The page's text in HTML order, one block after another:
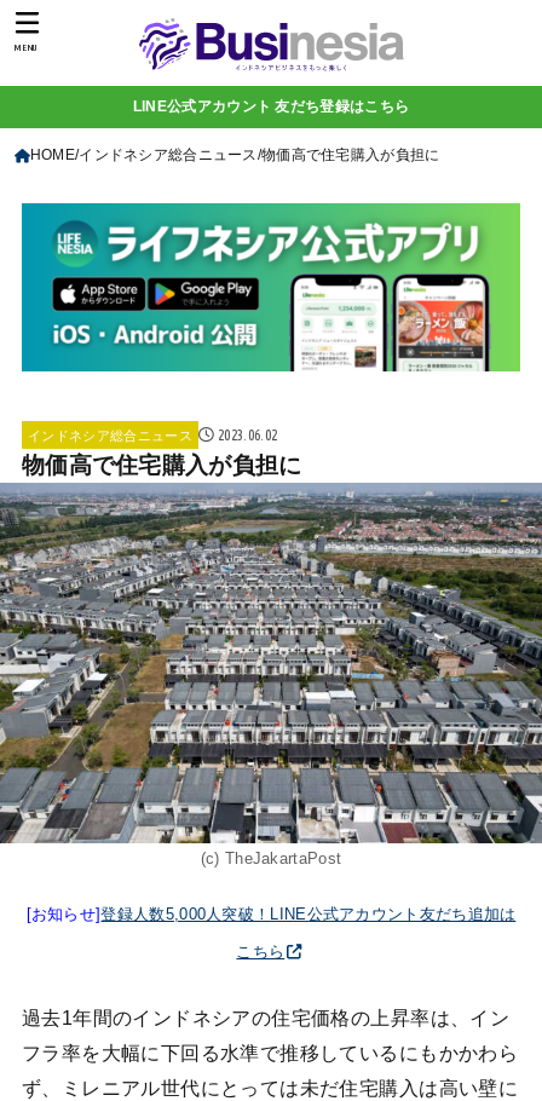
MENU
LINE公式アカウント 友だち登録はこちら
HOME インドネシア総合ニュース 物価高で住宅購入が負担に
インドネシア総合ニュース 2023.06.02
物価高で住宅購入が負担に
(c) TheJakartaPost
[お知らせ]登録人数5,000人突破！LINE公式アカウント友だち追加は
こちら
過去1年間のインドネシアの住宅価格の上昇率は、イン
フラ率を大幅に下回る水準で推移しているにもかかわら
ず、ミレニアル世代にとっては未だ住宅購入は高い壁に